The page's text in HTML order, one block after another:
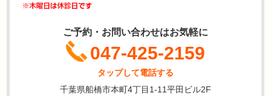
ご予約・お問い合わせはお気軽に
047-425-2159
タップして電話する
千葉県船橋市本町4丁目1-11平田ビル2F